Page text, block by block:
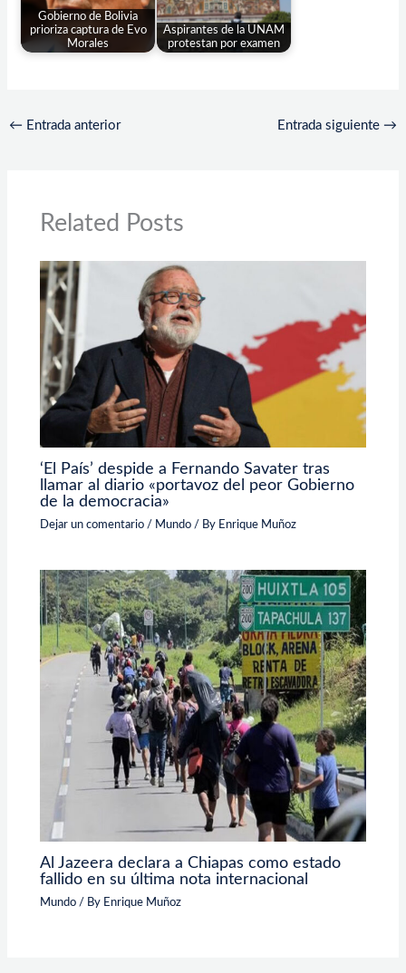
Gobierno de Bolivia
prioriza captura de Evo
Morales
Aspirantes de la UNAM
protestan por examen
← Entrada anterior Entrada siguiente →
Related Posts
‘El País’ despide a Fernando Savater tras
llamar al diario «portavoz del peor Gobierno
de la democracia»
Dejar un comentario / Mundo / By Enrique Muñoz
Al Jazeera declara a Chiapas como estado
fallido en su última nota internacional
Mundo / By Enrique Muñoz